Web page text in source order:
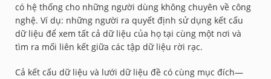
có hệ thống cho những người dùng không chuyên về công
nghệ. Ví dụ: những người ra quyết định sử dụng kết cấu
dữ liệu để xem tất cả dữ liệu của họ tại cùng một nơi và
tìm ra mối liên kết giữa các tập dữ liệu rời rạc.
Cả kết cấu dữ liệu và lưới dữ liệu đề có cùng mục đích—